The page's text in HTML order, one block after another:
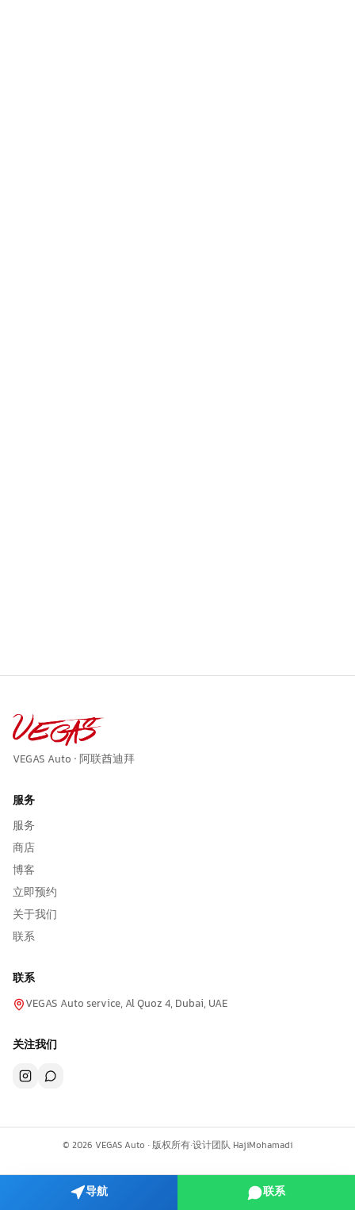
VEGAS Auto · 阿联酋迪拜
服务
服务
商店
博客
立即预约
关于我们
联系
联系
VEGAS Auto service, Al Quoz 4, Dubai, UAE
关注我们
© 2026 VEGAS Auto ·版权所有·设计团队 HajiMohamadi
导航 联系